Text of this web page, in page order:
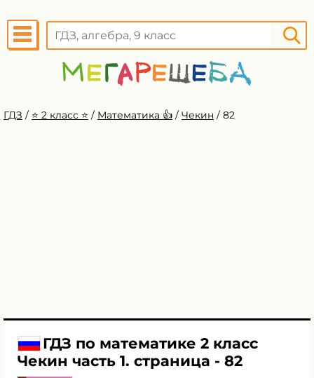
ГДЗ / ⭐️ 2 класс ⭐️ / Математика 👍 / Чекин / 82
ГДЗ по математике 2 класс
Чекин часть 1. страница - 82